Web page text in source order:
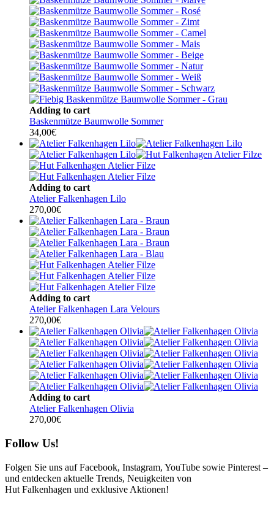
Adding to cart
Baskenmütze Baumwolle Sommer
34,00€
Adding to cart
Atelier Falkenhagen Lilo
270,00€
Adding to cart
Atelier Falkenhagen Lara Velours
270,00€
Adding to cart
Atelier Falkenhagen Olivia
270,00€
Follow Us!
Folgen Sie uns auf Facebook, Instagram, YouTube sowie Pinterest –
und entdecken aktuelle Trends, Neuigkeiten von
Hut Falkenhagen und exklusive Aktionen!